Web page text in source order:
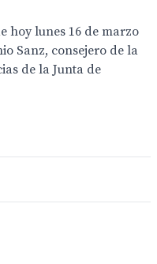
hoy lunes 16 de marzo
Sanz, consejero de la
de la Junta de